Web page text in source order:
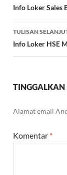
Tulisan
Info Loker Sales
TULISAN
Info Loker HSE
Alamat email
Komentar *